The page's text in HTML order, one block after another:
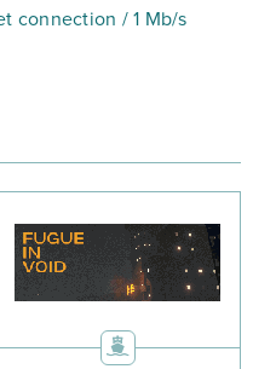
connection / 1 Mb/s